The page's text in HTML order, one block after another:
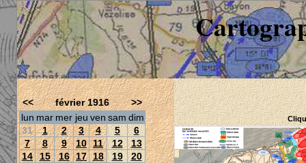
<< février 1916
>>
lun mar mer jeu ven sam dim
31
1 2 3 4 5
6
7
8 9 10 11 12
13
14 15 16 17 18 19
20